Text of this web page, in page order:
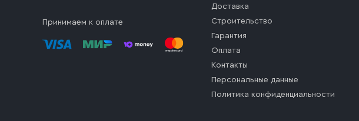
Принимаем к оплате
Доставка
Строительство
Гарантия
Оплата
Контакты
Персональные данные
Политика конфиденциальности